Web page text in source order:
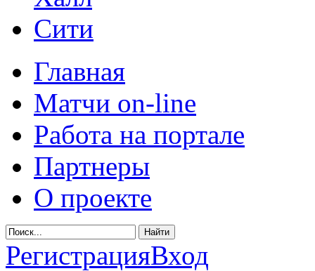
Главная
Матчи on-line
Работа на портале
Партнеры
О проекте
РегистрацияВход